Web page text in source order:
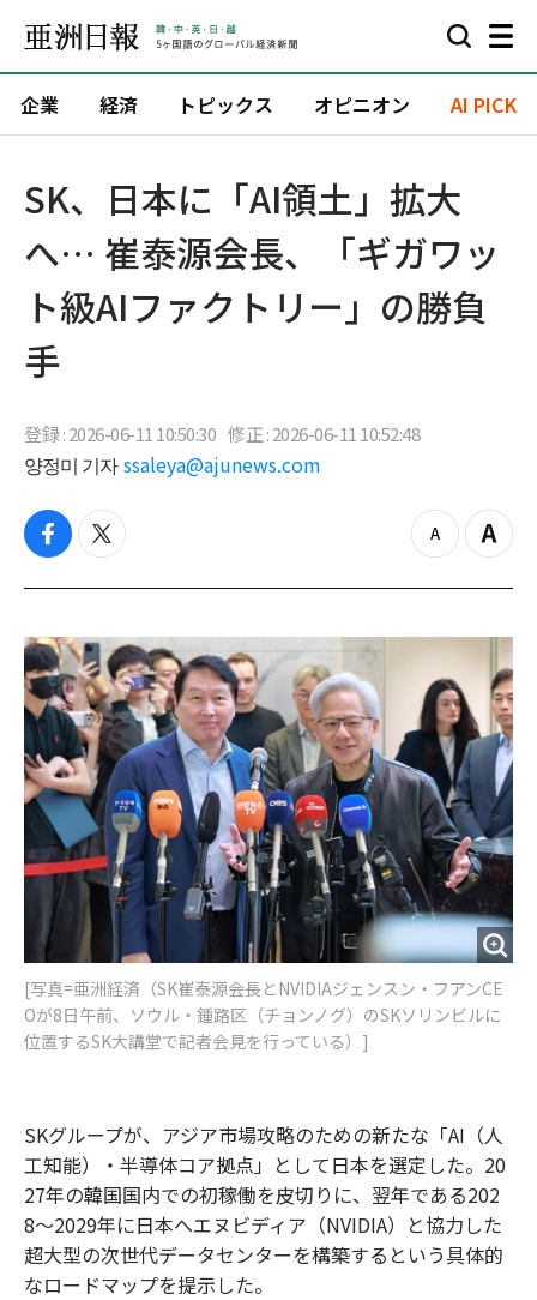
企業 経済 トピックス オピニオン AI PICK
SK、日本に「AI領土」拡大
へ… 崔泰源会長、「ギガワッ
ト級AIファクトリー」の勝負
手
登録 : 2026-06-11 10:50:30 修正 : 2026-06-11 10:52:48
양정미 기자 ssaleya@ajunews.com
f
c
b
o
o
k
t
i
t
e
r
z
o
o
t
Z
o
i
[写真=亜洲経済（SK崔泰源会長とNVIDIAジェンスン・フアンCE
Oが8日午前、ソウル・鍾路区（チョンノグ）のSKソリンビルに
位置するSK大講堂で記者会見を行っている）]
SKグループが、アジア市場攻略のための新たな「AI（人
工知能）・半導体コア拠点」として日本を選定した。20
27年の韓国国内での初稼働を皮切りに、翌年である202
8〜2029年に日本へエヌビディア（NVIDIA）と協力した
超大型の次世代データセンターを構築するという具体的
なロードマップを提示した。